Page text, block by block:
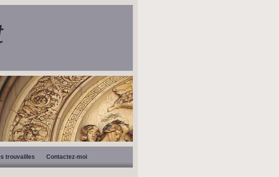
trouvailles Contactez-moi